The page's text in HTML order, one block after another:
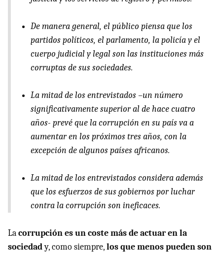
De manera general, el público piensa que los
partidos políticos, el parlamento, la policía y el
cuerpo judicial y legal son las instituciones más
corruptas de sus sociedades.
La mitad de los entrevistados –un número
significativamente superior al de hace cuatro
años- prevé que la corrupción en su país va a
aumentar en los próximos tres años, con la
excepción de algunos países africanos.
La mitad de los entrevistados considera además
que los esfuerzos de sus gobiernos por luchar
contra la corrupción son ineficaces.
Lacorrupción es un coste más de actuar en la
sociedady, como siempre,los que menos pueden son